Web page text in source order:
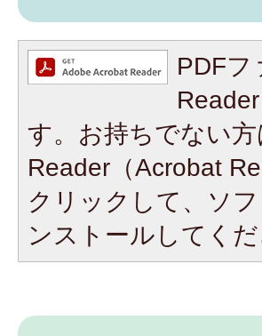
PDFフ
す。お持ちでない
Reader（Acrobat
クリックして、ソ
ンストールしてくだ